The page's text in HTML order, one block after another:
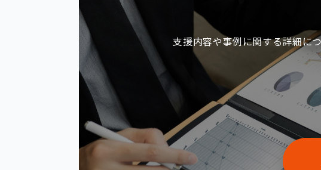
支援内容や事例に関する詳細に